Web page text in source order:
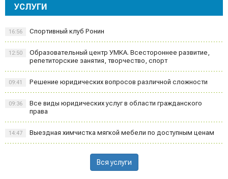
УСЛУГИ
Спортивный клуб Ронин
16:56
Образовательный центр УМКА. Всестороннее развитие,
репетиторские занятия, творчество, спорт
12:50
Решение юридических вопросов различной сложности
09:41
Все виды юридических услуг в области гражданского
права
09:36
Выездная химчистка мягкой мебели по доступным ценам
14:47
Вся услуги